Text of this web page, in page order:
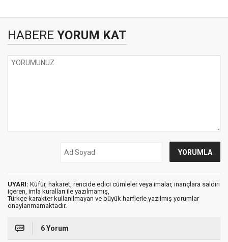
HABERE YORUM KAT
UYARI: Küfür, hakaret, rencide edici cümleler veya imalar, inançlara saldırı
içeren, imla kuralları ile yazılmamış,
Türkçe karakter kullanılmayan ve büyük harflerle yazılmış yorumlar
onaylanmamaktadır.
6 Yorum